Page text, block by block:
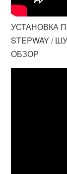
УСТАНОВКА
STEPWAY /
ОБЗОР